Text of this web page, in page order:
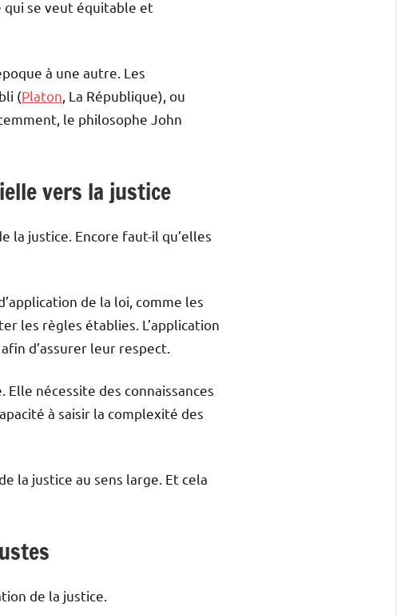
qui se veut équitable et
à une autre. Les
(Platon, La République), ou
le philosophe John
vers la justice
la justice. Encore faut-il qu’elles
de la loi, comme les
les règles établies. L’application
d’assurer leur respect.
nécessite des connaissances
à saisir la complexité des
la justice au sens large. Et cela
de la justice.